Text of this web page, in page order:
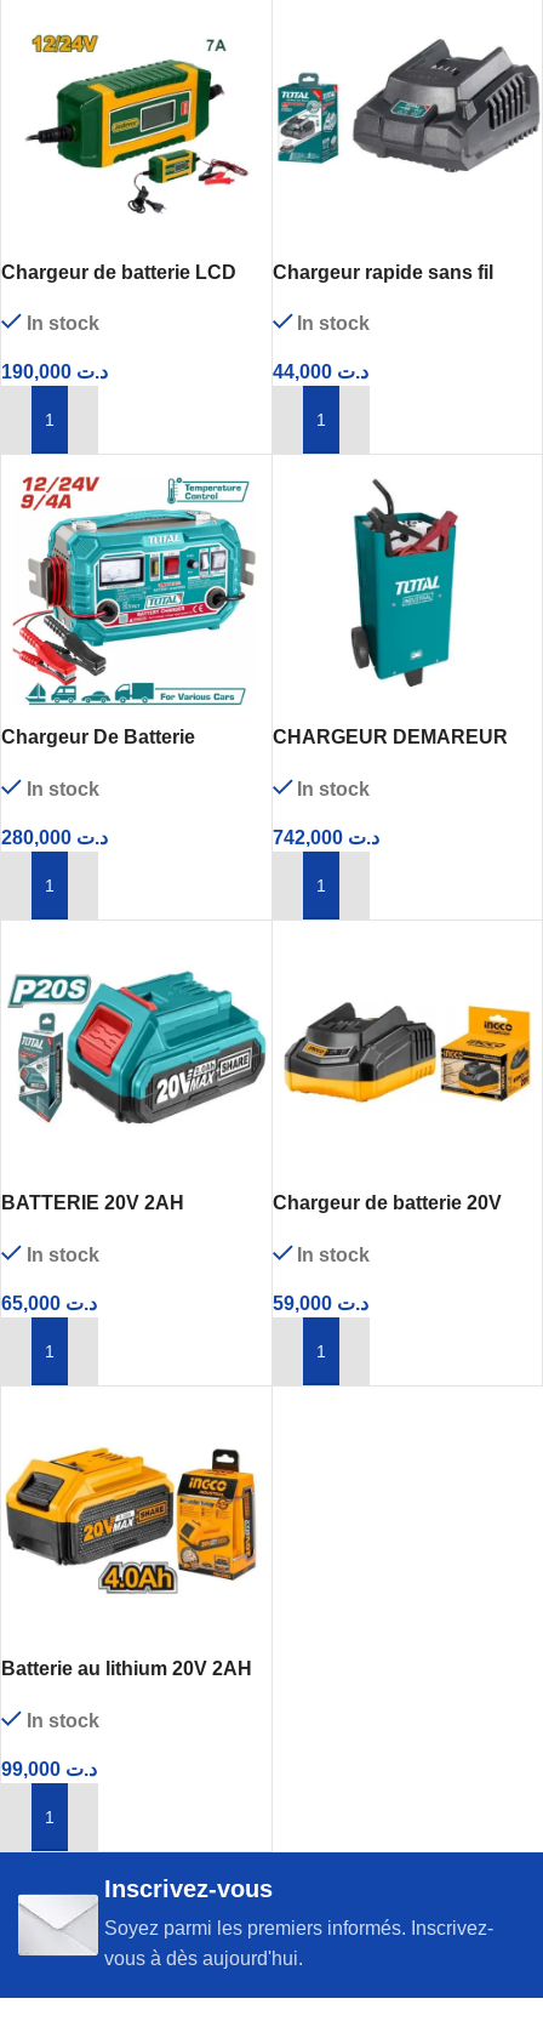
Chargeur de batterie LCD
JDBY1A071
In stock
د.ت
AJOUTER AU PANIER
Chargeur rapide sans fil
In stock
د.ت 44,000
AJOUTER AU PANIER
Chargeur De Batterie
In stock
د.ت
AJOUTER AU PANIER
CHARGEUR DEMAREUR
In stock
د.ت 742,000
AJOUTER AU PANIER
BATTERIE 20V 2AH
In stock
د.ت
AJOUTER AU PANIER
Chargeur de batterie 20V
In stock
د.ت 59,000
AJOUTER AU PANIER
Batterie au lithium 20V 2AH
In stock
د.ت
AJOUTER AU PANIER
Inscrivez-vous
Soyez parmi les premiers informés. Inscrivez-
vous à dès aujourd'hui.